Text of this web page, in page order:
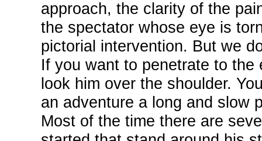
approach, the clarity of the
the spectator whose eye is
pictorial intervention. But we
If you want to penetrate to
look him over the shoulder.
an adventure a long and slow
Most of the time there are